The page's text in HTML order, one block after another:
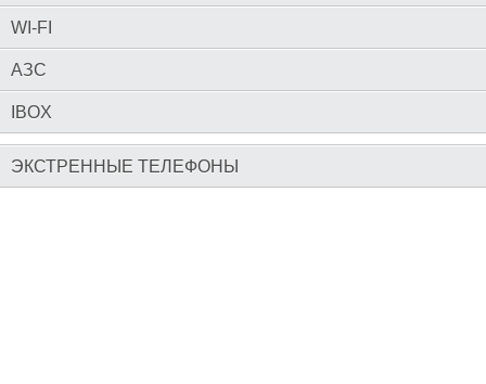
WI-FI
АЗС
IBOX
ЭКСТРЕННЫЕ ТЕЛЕФОНЫ